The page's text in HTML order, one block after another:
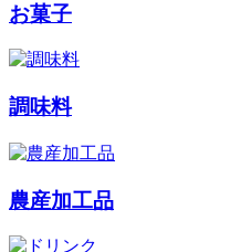
お菓子
調味料
農産加工品